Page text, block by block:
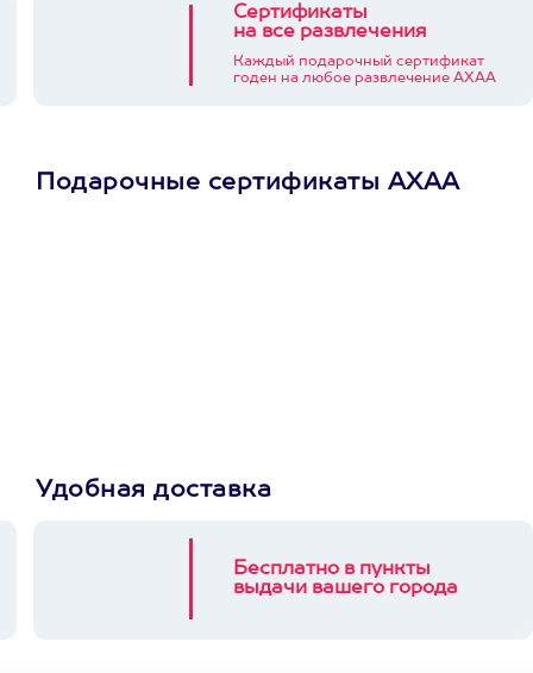
Сертификаты
на все развлечения
Каждый подарочный сертификат
годен на любое развлечение АХАА
Подарочные сертификаты АХАА
Удобная доставка
Бесплатно в пункты
выдачи вашего города